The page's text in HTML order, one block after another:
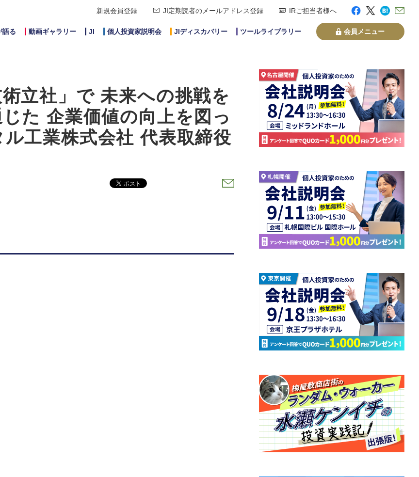
新規会員登録 JI定期読者のメールアドレス登録 IRご担当者様へ
語る 動画ギャラリー JI 個人投資家説明会 JIディスカバリー ツールライブラリー 会員メニュー
立社」で 未来への挑戦を
た 企業価値の向上を図っ
工業株式会社 代表取締役